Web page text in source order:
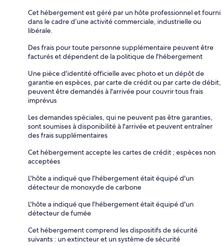
Cet hébergement est géré par un hôte professionnel et fourni
dans le cadre d’une activité commerciale, industrielle ou
libérale.
Des frais pour toute personne supplémentaire peuvent être
facturés et dépendent de la politique de l'hébergement
Une pièce d'identité officielle avec photo et un dépôt de
garantie en espèces, par carte de crédit ou par carte de débit,
peuvent être demandés à l'arrivée pour couvrir tous frais
imprévus
Les demandes spéciales, qui ne peuvent pas être garanties,
sont soumises à disponibilité à l'arrivée et peuvent entraîner
des frais supplémentaires
Cet hébergement accepte les cartes de crédit ; espèces non
acceptées
L'hôte a indiqué que l'hébergement était équipé d'un
détecteur de monoxyde de carbone
L'hôte a indiqué que l'hébergement était équipé d'un
détecteur de fumée
Cet hébergement comprend les dispositifs de sécurité
suivants : un extincteur et un système de sécurité